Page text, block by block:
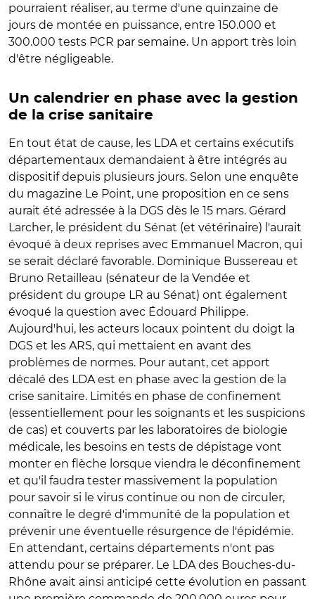
pourraient réaliser, au terme d'une quinzaine de
jours de montée en puissance, entre 150.000 et
300.000 tests PCR par semaine. Un apport très loin
d'être négligeable.
Un calendrier en phase avec la gestion
de la crise sanitaire
En tout état de cause, les LDA et certains exécutifs
départementaux demandaient à être intégrés au
dispositif depuis plusieurs jours. Selon une enquête
du magazine Le Point, une proposition en ce sens
aurait été adressée à la DGS dès le 15 mars. Gérard
Larcher, le président du Sénat (et vétérinaire) l'aurait
évoqué à deux reprises avec Emmanuel Macron, qui
se serait déclaré favorable. Dominique Bussereau et
Bruno Retailleau (sénateur de la Vendée et
président du groupe LR au Sénat) ont également
évoqué la question avec Édouard Philippe.
Aujourd'hui, les acteurs locaux pointent du doigt la
DGS et les ARS, qui mettaient en avant des
problèmes de normes. Pour autant, cet apport
décalé des LDA est en phase avec la gestion de la
crise sanitaire. Limités en phase de confinement
(essentiellement pour les soignants et les suspicions
de cas) et couverts par les laboratoires de biologie
médicale, les besoins en tests de dépistage vont
monter en flèche lorsque viendra le déconfinement
et qu'il faudra tester massivement la population
pour savoir si le virus continue ou non de circuler,
connaître le degré d'immunité de la population et
prévenir une éventuelle résurgence de l'épidémie.
En attendant, certains départements n'ont pas
attendu pour se préparer. Le LDA des Bouches-du-
Rhône avait ainsi anticipé cette évolution en passant